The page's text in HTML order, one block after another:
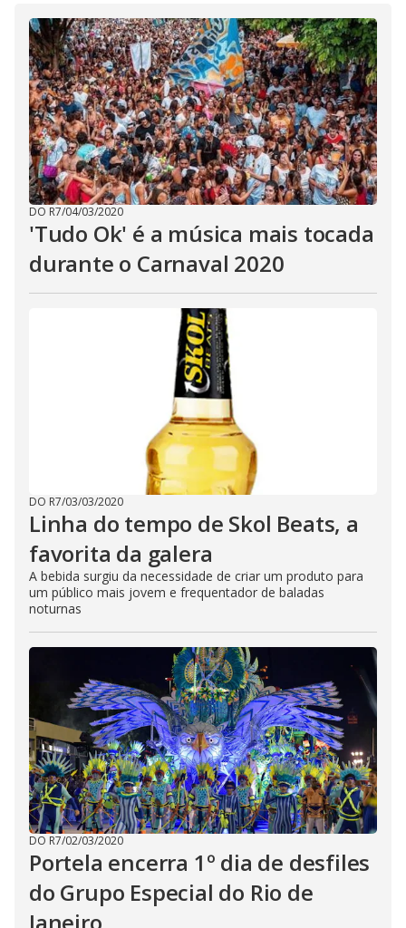
DO R7/04/03/2020
'Tudo Ok' é a música mais tocada
durante o Carnaval 2020
DO R7/03/03/2020
Linha do tempo de Skol Beats, a
favorita da galera
A bebida surgiu da necessidade de criar um produto para
um público mais jovem e frequentador de baladas
noturnas
DO R7/02/03/2020
Portela encerra 1º dia de desfiles
do Grupo Especial do Rio de